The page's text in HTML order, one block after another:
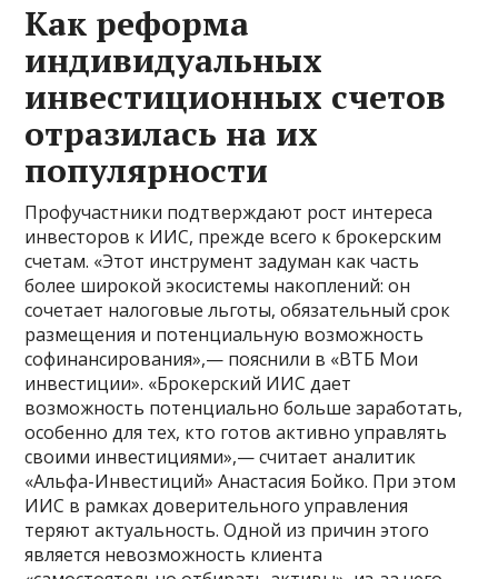
Как реформа
индивидуальных
инвестиционных счетов
отразилась на их
популярности
Профучастники подтверждают рост интереса
инвесторов к ИИС, прежде всего к брокерским
счетам. «Этот инструмент задуман как часть
более широкой экосистемы накоплений: он
сочетает налоговые льготы, обязательный срок
размещения и потенциальную возможность
софинансирования»,— пояснили в «ВТБ Мои
инвестиции». «Брокерский ИИС дает
возможность потенциально больше заработать,
особенно для тех, кто готов активно управлять
своими инвестициями»,— считает аналитик
«Альфа-Инвестиций» Анастасия Бойко. При этом
ИИС в рамках доверительного управления
теряют актуальность. Одной из причин этого
является невозможность клиента